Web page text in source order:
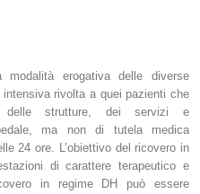
modalità erogativa delle diverse
rivolta a quei pazienti che
delle strutture, dei servizi e
ma non di tutela medica
24 ore. L’obiettivo del ricovero in
di carattere terapeutico e
in regime DH può essere